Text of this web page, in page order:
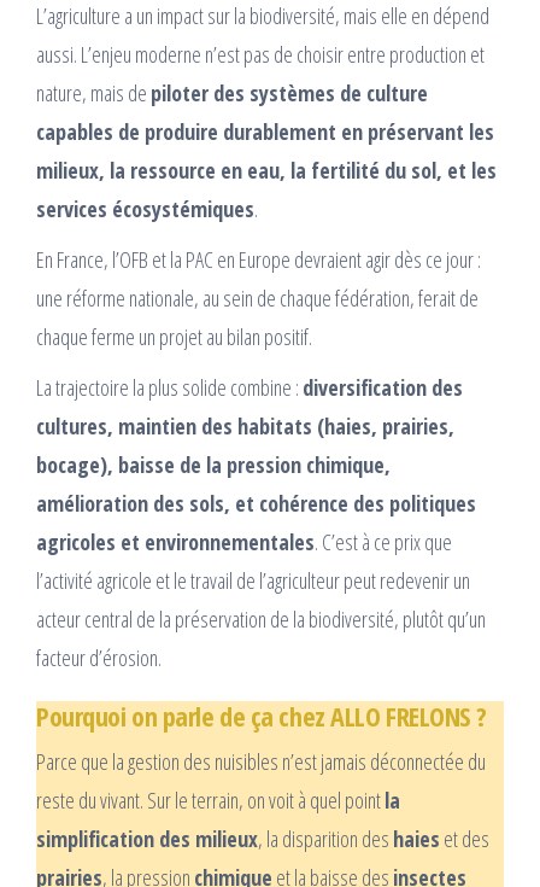
L’agriculture a un impact sur la biodiversité, mais elle en dépend
aussi. L’enjeu moderne n’est pas de choisir entre production et
nature, mais de piloter des systèmes de culture
capables de produire durablement en préservant les
milieux, la ressource en eau, la fertilité du sol, et les
services écosystémiques.
En France, l’OFB et la PAC en Europe devraient agir dès ce jour :
une réforme nationale, au sein de chaque fédération, ferait de
chaque ferme un projet au bilan positif.
La trajectoire la plus solide combine : diversification des
cultures, maintien des habitats (haies, prairies,
bocage), baisse de la pression chimique,
amélioration des sols, et cohérence des politiques
agricoles et environnementales. C’est à ce prix que
l’activité agricole et le travail de l’agriculteur peut redevenir un
acteur central de la préservation de la biodiversité, plutôt qu’un
facteur d’érosion.
Pourquoi on parle de ça chez ALLO FRELONS ?
Parce que la gestion des nuisibles n’est jamais déconnectée du
reste du vivant. Sur le terrain, on voit à quel pointla
simplification des milieux, la disparition des haies et des
prairies, la pression chimique et la baisse des insectes